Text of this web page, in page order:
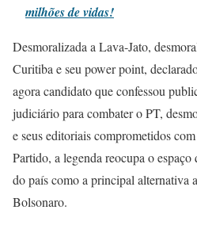
milhões de vidas!
Desmoralizada a Lava-Jato,
Curitiba e seu power point,
agora candidato que confessou
judiciário para combater o PT,
e seus editoriais comprometidos
Partido, a legenda reocupa o
do país como a principal alternativa
Bolsonaro.